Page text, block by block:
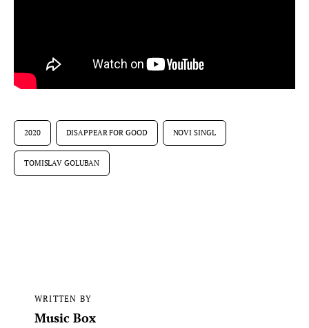
2020 DISAPPEAR FOR GOOD NOVI SINGL
TOMISLAV GOLUBAN
WRITTEN BY
Music Box